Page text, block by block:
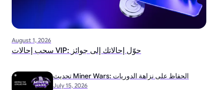
August 1, 2026
سحب إحالات VIP: حوّل إحالاتك إلى جوائز
July 15, 2026
تحديث Miner Wars: الحفاظ على نزاهة الدوريات